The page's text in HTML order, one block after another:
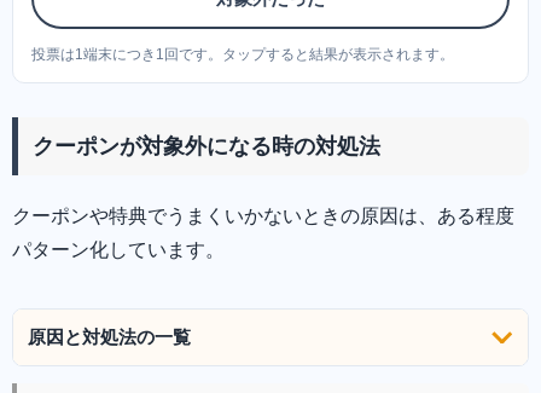
投票は1端末につき1回です。タップすると結果が表示されます。
クーポンが対象外になる時の対処法
クーポンや特典でうまくいかないときの原因は、ある程度
パターン化しています。
原因と対処法の一覧